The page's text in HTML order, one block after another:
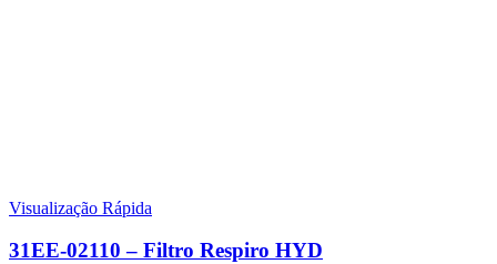
Visualização Rápida
31EE-02110 – Filtro Respiro HYD